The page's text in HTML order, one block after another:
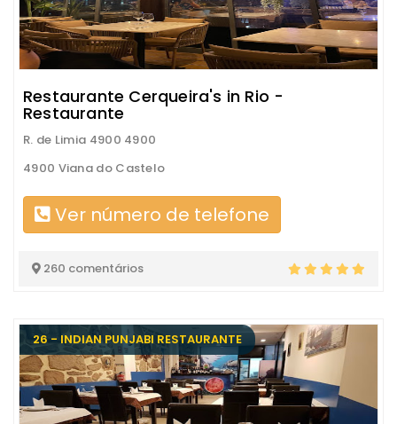
Restaurante Cerqueira's in Rio -
Restaurante
R. de Limia 4900 4900
4900 Viana do Castelo
Ver número de telefone
260 comentários
26 - INDIAN PUNJABI RESTAURANTE